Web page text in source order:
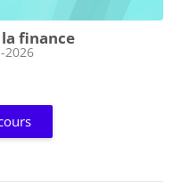
finance
2026